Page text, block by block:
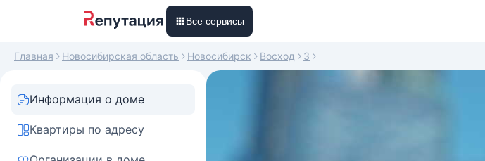
Все сервисы
Главная Новосибирская область Новосибирск Восход 3
Информация о доме
Квартиры по адресу